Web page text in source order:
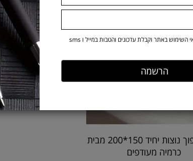
שמיכת פוך נוצות יחיד 150*200 מבית
כרמיה מעודפים